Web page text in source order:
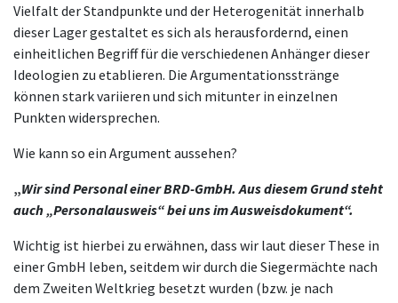
Vielfalt der Standpunkte und der Heterogenität innerhalb
dieser Lager gestaltet es sich als herausfordernd, einen
einheitlichen Begriff für die verschiedenen Anhänger dieser
Ideologien zu etablieren. Die Argumentationsstränge
können stark variieren und sich mitunter in einzelnen
Punkten widersprechen.
Wie kann so ein Argument aussehen?
„Wir sind Personal einer BRD-GmbH. Aus diesem Grund steht
auch „Personalausweis“ bei uns im Ausweisdokument“.
Wichtig ist hierbei zu erwähnen, dass wir laut dieser These in
einer GmbH leben, seitdem wir durch die Siegermächte nach
dem Zweiten Weltkrieg besetzt wurden (bzw. je nach